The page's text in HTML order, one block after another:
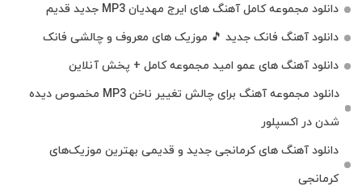
دانلود مجموعه کامل آهنگ های ایرج مهدیان MP3 جدید قدیم
دانلود آهنگ فانک جدید 🎵 موزیک‌ های معروف و چالشی فانک
دانلود آهنگ های عمو امید مجموعه کامل + پخش آنلاین
دانلود مجموعه آهنگ برای چالش تغییر ناخن MP3 مخصوص دیده
شدن در اکسپلور
دانلود آهنگ‌ های کرمانجی جدید و قدیمی بهترین موزیک‌های
کرمانجی